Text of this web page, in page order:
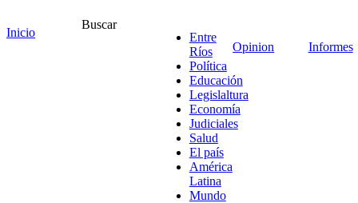
Inicio
Buscar
Entre
Ríos
Política
Educación
Legislaltura
Economía
Judiciales
Salud
El país
América
Latina
Mundo
Opinion Informes
¡Ponete en contacto!
Escribe aquí abajo lo que desees buscar
Buscar